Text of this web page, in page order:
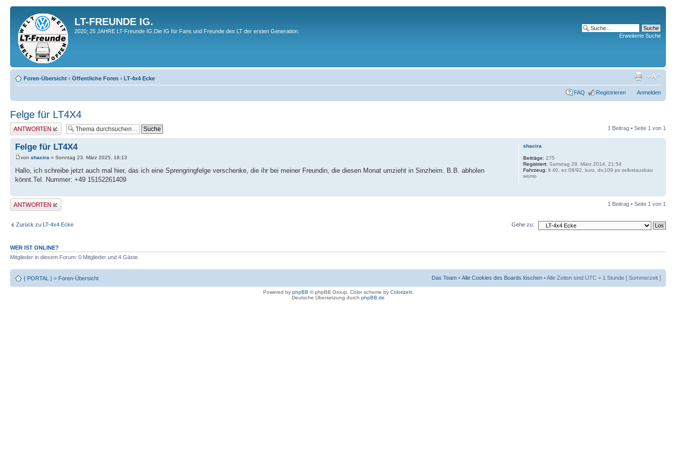
LT-FREUNDE IG.
2020; 25 JAHRE LT-Freunde IG.Die IG für Fans und Freunde des LT der ersten Generation.
Erweiterte Suche
Foren-Übersicht ‹ Öffentliche Foren ‹ LT-4x4 Ecke
FAQ Registrieren Anmelden
Felge für LT4X4
Antwort erstellen 1 Beitrag • Seite 1 von 1
Felge für LT4X4
von shacira » Sonntag 23. März 2025, 18:13
Hallo, ich schreibe jetzt auch mal hier, das ich eine Sprengringfelge verschenke, die ihr bei meiner Freundin, die diesen Monat umzieht in Sinzheim. B.B. abholen
könnt.Tel. Nummer: +49 15152261409
shacira
Beiträge: 275
Registriert: Samstag 29. März 2014, 21:54
Fahrzeug: lt 40, ez 08/92, kurz, dv,109 ps selbstausbau
womo
Antwort erstellen 1 Beitrag • Seite 1 von 1
Zurück zu LT-4x4 Ecke Gehe zu:
WER IST ONLINE?
Mitglieder in diesem Forum: 0 Mitglieder und 4 Gäste
{ PORTAL } » Foren-Übersicht Das Team • Alle Cookies des Boards löschen • Alle Zeiten sind UTC + 1 Stunde [ Sommerzeit ]
Powered by phpBB © phpBB Group. Color scheme by ColorizeIt.
Deutsche Übersetzung durch phpBB.de